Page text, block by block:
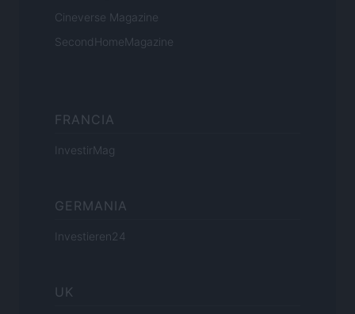
Cineverse Magazine
SecondHomeMagazine
FRANCIA
InvestirMag
GERMANIA
Investieren24
UK